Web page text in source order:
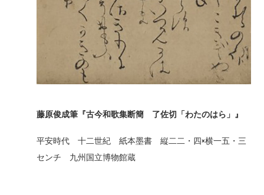
藤原俊成筆『古今和歌集断簡 了佐切「わたのはら」』
平安時代 十二世紀 紙本墨書 縦二二・四×横一五・三
センチ 九州国立博物館蔵